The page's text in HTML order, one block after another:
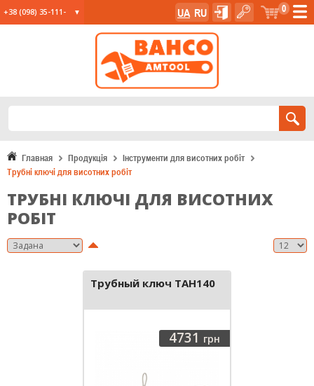
+38 (098) 35-111- 0
UA RU
Главная Продукція
Інструменти для висотних робіт
Трубні ключі для висотних робіт
ТРУБНІ КЛЮЧІ ДЛЯ ВИСОТНИХ
РОБІТ
Трубный ключ TAH140
4731 грн